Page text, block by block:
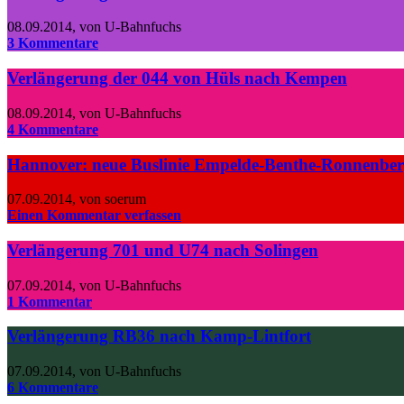
08.09.2014, von U-Bahnfuchs
3 Kommentare
Verlängerung der 044 von Hüls nach Kempen
08.09.2014, von U-Bahnfuchs
4 Kommentare
Hannover: neue Buslinie Empelde-Benthe-
07.09.2014, von soerum
Einen Kommentar verfassen
Verlängerung 701 und U74 nach Solingen
07.09.2014, von U-Bahnfuchs
1 Kommentar
Verlängerung RB36 nach Kamp-Lintfort
07.09.2014, von U-Bahnfuchs
6 Kommentare